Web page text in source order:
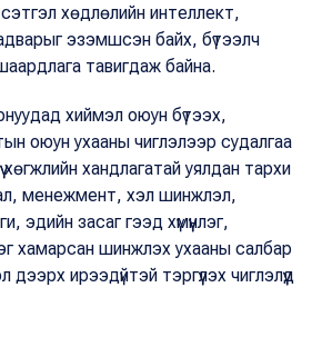
хөдлөлийн интеллект,
эзэмшсэн байх, бүтээлч
тавигдаж байна.
хиймэл оюун бүтээх,
оюун ухааны чиглэлээр судалгаа
хөгжлийн хандлагатай уялдан тархи
менежмент, хэл шинжлэл,
эдийн засаг гээд хүмүүнлэг,
хамарсан шинжлэх ухааны салбар
ирээдүйтэй тэргүүлэх чиглэлүүд